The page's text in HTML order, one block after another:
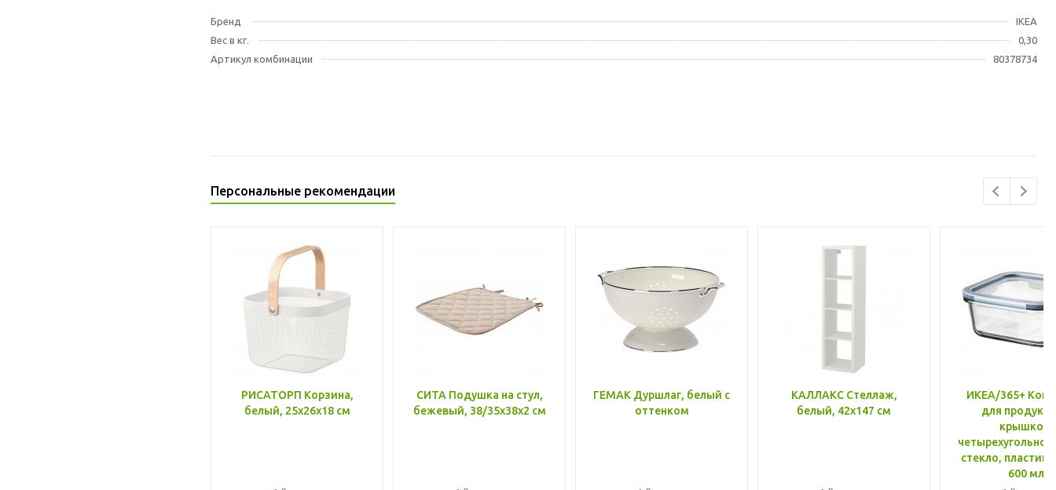
Бренд
IKEA
Вес в кг.
0,30
Артикул комбинации
80378734
Персональные рекомендации
РИСАТОРП Корзина,
белый, 25x26x18 см
СИТА Подушка на стул,
бежевый, 38/35x38x2 см
ГЕМАК Дуршлаг, белый с
оттенком
КАЛЛАКС Стеллаж,
белый, 42x147 см
ИКЕА/365+
для
крышкой,
стекло, пластик
600 мл